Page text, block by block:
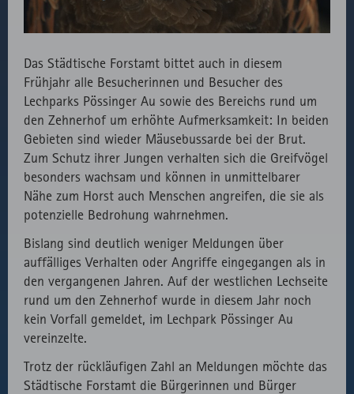
Das Städtische Forstamt bittet auch in diesem
Frühjahr alle Besucherinnen und Besucher des
Lechparks Pössinger Au sowie des Bereichs rund um
den Zehnerhof um erhöhte Aufmerksamkeit: In beiden
Gebieten sind wieder Mäusebussarde bei der Brut.
Zum Schutz ihrer Jungen verhalten sich die Greifvögel
besonders wachsam und können in unmittelbarer
Nähe zum Horst auch Menschen angreifen, die sie als
potenzielle Bedrohung wahrnehmen.
Bislang sind deutlich weniger Meldungen über
auffälliges Verhalten oder Angriffe eingegangen als in
den vergangenen Jahren. Auf der westlichen Lechseite
rund um den Zehnerhof wurde in diesem Jahr noch
kein Vorfall gemeldet, im Lechpark Pössinger Au
vereinzelte.
Trotz der rückläufigen Zahl an Meldungen möchte das
Städtische Forstamt die Bürgerinnen und Bürger
fast.fonts.net
Gründen die
Verwendung
eingebunden
Fonts.